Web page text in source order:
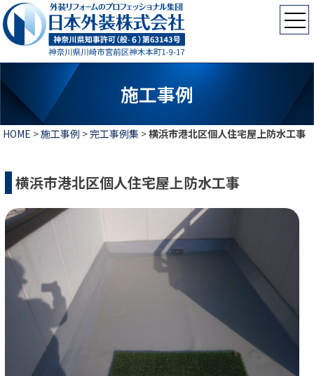
施工事例
HOME >施工事例 >完工事例集 >横浜市港北区個人住宅屋上防水工事
横浜市港北区個人住宅屋上防水工事